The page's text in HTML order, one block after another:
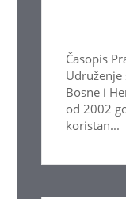
Časopis
Udruženje
Bosne i
od 2002
koristan...